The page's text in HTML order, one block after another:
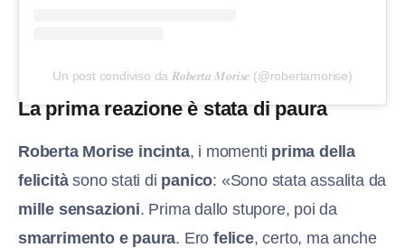
Un post condiviso da 𝑹𝒐𝒃𝒆𝒓𝒕𝒂 𝑴𝒐𝒓𝒊𝒔𝒆 (@robertamorise)
La prima reazione è stata di paura
Roberta Morise incinta, i momenti prima della
felicitàsono stati di panico: «Sono stata assalita da
mille sensazioni. Prima dallo stupore, poi da
smarrimento e paura. Erofelice, certo, ma anche